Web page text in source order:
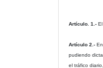
Artículo. 1.-
Artículo 2.-
pudiendo
el tráfico